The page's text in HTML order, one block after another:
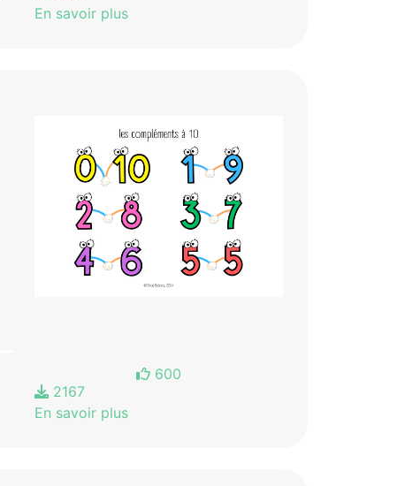
En savoir plus
600
2167
En savoir plus